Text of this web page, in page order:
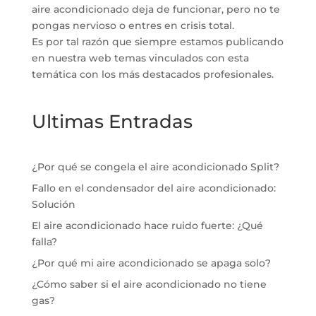
aire acondicionado deja de funcionar, pero no te
pongas nervioso o entres en crisis total.
Es por tal razón que siempre estamos publicando
en nuestra web temas vinculados con esta
temática con los más destacados profesionales.
Ultimas Entradas
¿Por qué se congela el aire acondicionado Split?
Fallo en el condensador del aire acondicionado:
Solución
El aire acondicionado hace ruido fuerte: ¿Qué
falla?
¿Por qué mi aire acondicionado se apaga solo?
¿Cómo saber si el aire acondicionado no tiene
gas?